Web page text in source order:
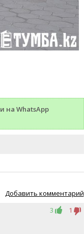
на WhatsApp
Добавить комментарий
3 1